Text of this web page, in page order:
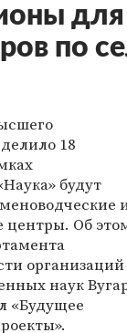
для
по
18
будут
центры. Об
организаций
наук
«Будущее